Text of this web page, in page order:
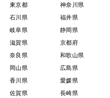
東京都
神奈川県
石川県
福井県
岐阜県
静岡県
滋賀県
京都府
奈良県
和歌山県
岡山県
広島県
香川県
愛媛県
佐賀県
長崎県